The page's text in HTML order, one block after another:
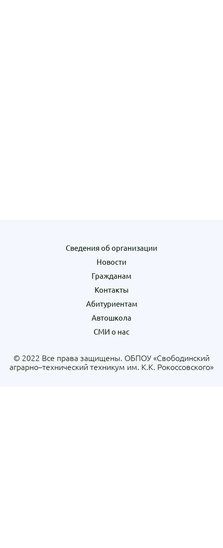
Сведения об организации
Новости
Гражданам
Контакты
Абитуриентам
Автошкола
СМИ о нас
© 2022 Все права защищены. ОБПОУ «Свободинский
аграрно–технический техникум им. К.К. Рокоссовского»